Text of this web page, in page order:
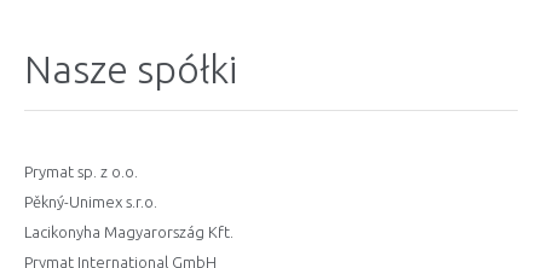
Nasze spółki
Prymat sp. z o.o.
Pěkný-Unimex s.r.o.
Lacikonyha Magyarország Kft.
Prymat International GmbH